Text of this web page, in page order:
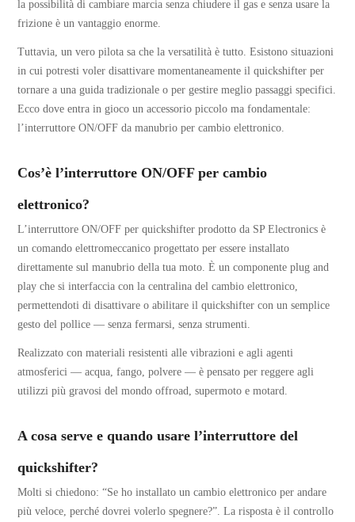
la possibilità di cambiare marcia senza chiudere il gas e senza usare la
frizione è un vantaggio enorme.
Tuttavia, un vero pilota sa che la versatilità è tutto. Esistono situazioni
in cui potresti voler disattivare momentaneamente il quickshifter per
tornare a una guida tradizionale o per gestire meglio passaggi specifici.
Ecco dove entra in gioco un accessorio piccolo ma fondamentale:
l’interruttore ON/OFF da manubrio per cambio elettronico.
Cos’è l’interruttore ON/OFF per cambio
elettronico?
L’interruttore ON/OFF per quickshifter prodotto da SP Electronics è
un comando elettromeccanico progettato per essere installato
direttamente sul manubrio della tua moto. È un componente plug and
play che si interfaccia con la centralina del cambio elettronico,
permettendoti di disattivare o abilitare il quickshifter con un semplice
gesto del pollice — senza fermarsi, senza strumenti.
Realizzato con materiali resistenti alle vibrazioni e agli agenti
atmosferici — acqua, fango, polvere — è pensato per reggere agli
utilizzi più gravosi del mondo offroad, supermoto e motard.
A cosa serve e quando usare l’interruttore del
quickshifter?
Molti si chiedono: “Se ho installato un cambio elettronico per andare
più veloce, perché dovrei volerlo spegnere?”. La risposta è il controllo